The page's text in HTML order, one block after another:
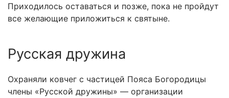
Приходилось оставаться и позже, пока не пройдут
все желающие приложиться к святыне.
Русская дружина
Охраняли ковчег с частицей Пояса Богородицы
члены «Русской дружины» — организации